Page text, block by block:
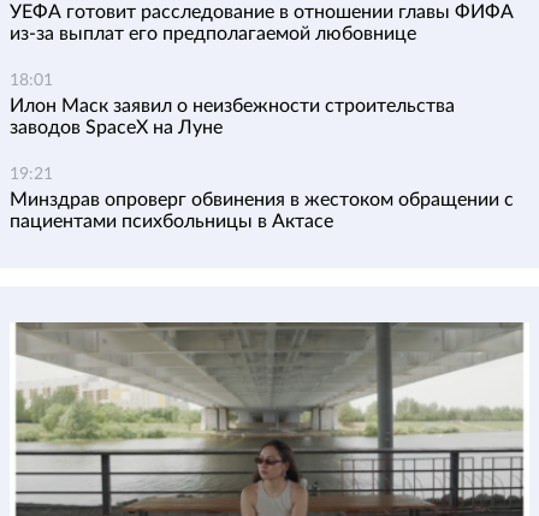
УЕФА готовит расследование в отношении главы ФИФА
из-за выплат его предполагаемой любовнице
18:01
Илон Маск заявил о неизбежности строительства
заводов SpaceX на Луне
19:21
Минздрав опроверг обвинения в жестоком обращении с
пациентами психбольницы в Актасе